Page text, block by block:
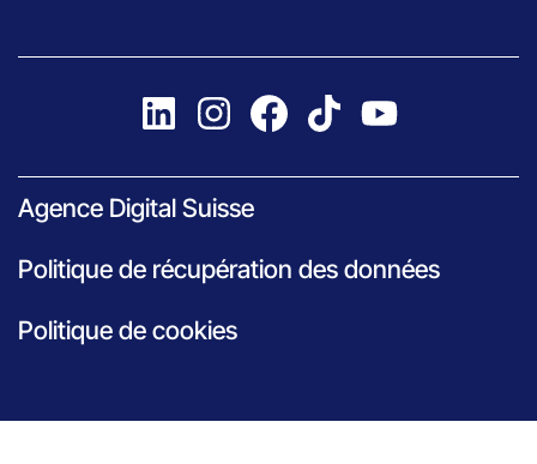
Agence Digital Suisse
Politique de récupération des données
Politique de cookies